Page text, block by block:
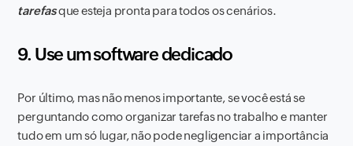
tarefasque esteja pronta para todos os cenários.
9. Use um software dedicado
Por último, mas não menos importante, se você está se
perguntando como organizar tarefas no trabalho e manter
tudo em um só lugar, não pode negligenciar a importância